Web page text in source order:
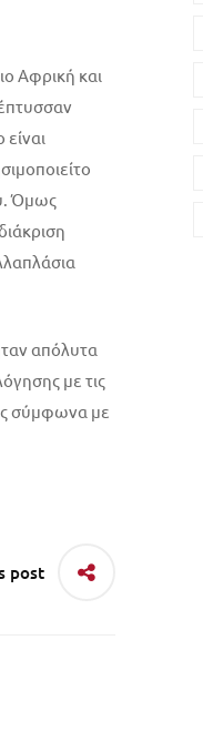
Αφρική και
Όμως
απόλυτα
με τις
σύμφωνα με
post